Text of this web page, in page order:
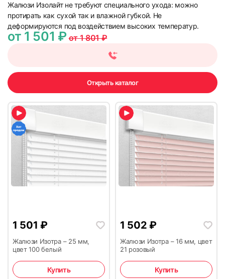
Жалюзи Изолайт не требуют специального ухода: можно
протирать как сухой так и влажной губкой. Не
деформируются под воздействием высоких температур.
от 1 501 ₽от 1 801 ₽
Открыть каталог
1 501 ₽
Жалюзи Изотра – 25 мм,
цвет 100 белый
Купить
1 502 ₽
Жалюзи Изотра – 16 мм, цвет
21 розовый
Купить